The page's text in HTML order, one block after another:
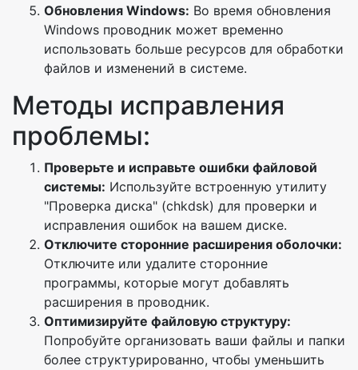
Обновления Windows: Во время обновления
Windows проводник может временно
использовать больше ресурсов для обработки
файлов и изменений в системе.
Методы исправления
проблемы:
Проверьте и исправьте ошибки файловой
системы: Используйте встроенную утилиту
"Проверка диска" (chkdsk) для проверки и
исправления ошибок на вашем диске.
Отключите сторонние расширения оболочки:
Отключите или удалите сторонние
программы, которые могут добавлять
расширения в проводник.
Оптимизируйте файловую структуру:
Попробуйте организовать ваши файлы и папки
более структурированно, чтобы уменьшить